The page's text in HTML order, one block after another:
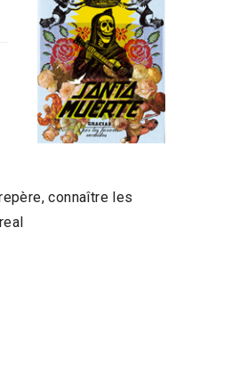
connaître les